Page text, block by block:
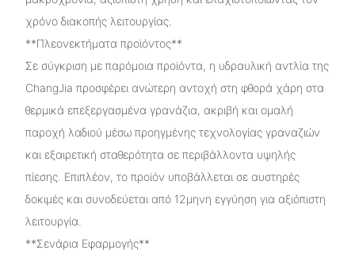
χρόνο διακοπής λειτουργίας.
**Πλεονεκτήματα προϊόντος**
Σε σύγκριση με παρόμοια προϊόντα, η υδραυλική αντλία της
ChangJia προσφέρει ανώτερη αντοχή στη φθορά χάρη στα
θερμικά επεξεργασμένα γρανάζια, ακριβή και ομαλή
παροχή λαδιού μέσω προηγμένης τεχνολογίας γραναζιών
και εξαιρετική σταθερότητα σε περιβάλλοντα υψηλής
πίεσης. Επιπλέον, το προϊόν υποβάλλεται σε αυστηρές
δοκιμές και συνοδεύεται από 12μηνη εγγύηση για αξιόπιστη
λειτουργία.
**Σενάρια Εφαρμογής**